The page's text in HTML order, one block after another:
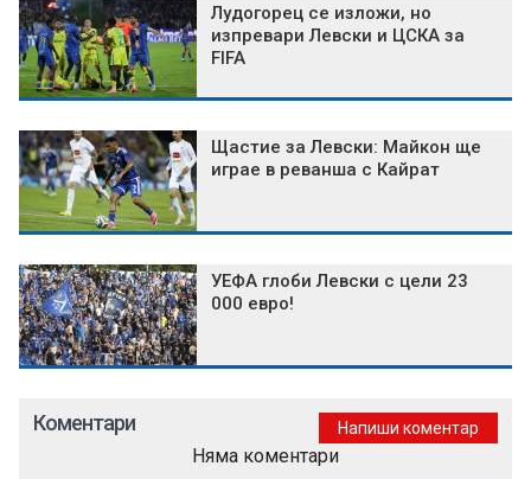
Лудогорец се изложи, но
изпревари Левски и ЦСКА за
FIFA
Щастие за Левски: Майкон ще
играе в реванша с Кайрат
УЕФА глоби Левски с цели 23
000 евро!
Коментари Напиши коментар
Няма коментари